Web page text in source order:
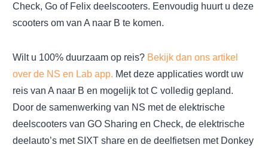
Check, Go of Felix deelscooters. Eenvoudig huurt u deze
scooters om van A naar B te komen.
Wilt u 100% duurzaam op reis? Bekijk dan ons artikel
over de NS en Lab app. Met deze applicaties wordt uw
reis van A naar B en mogelijk tot C volledig gepland.
Door de samenwerking van NS met de elektrische
deelscooters van GO Sharing en Check, de elektrische
deelauto’s met SIXT share en de deelfietsen met Donkey